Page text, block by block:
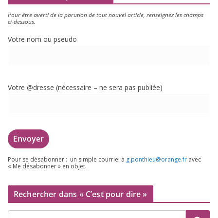
Pour être aver­ti de la paru­tion de tout nou­vel article, ren­sei­gnez les champs
ci-dessous.
Votre nom ou pseudo
Votre @dresse (néces­saire – ne sera pas publiée)
Pour se désa­bon­ner : un simple cour­riel à g.​ponthieu@​orange.​fr avec
« Me désa­bon­ner » en objet.
Rechercher dans « C’est pour dire »